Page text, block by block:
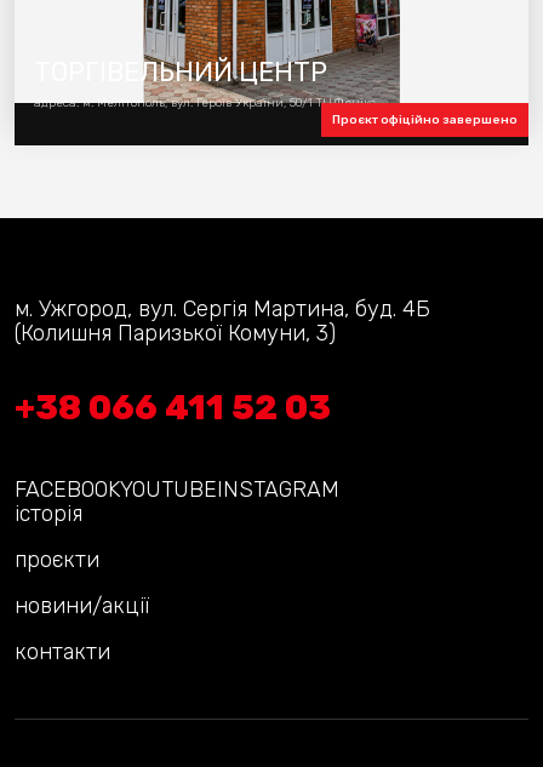
Проєкт офіційно завершено
ТОРГІВЕЛЬНИЙ ЦЕНТР
адреса: м. Мелітополь, вул. Героїв України, 50/1 ТЦ Фенікс
м. Ужгород, вул. Сергія Мартина, буд. 4Б
(Колишня Паризької Комуни, 3)
+38 066 411 52 03
FACEBOOKYOUTUBEINSTAGRAM
історія
проєкти
новини/акції
контакти